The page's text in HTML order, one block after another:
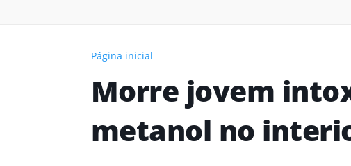
Página inicial
Morre jovem
metanol no